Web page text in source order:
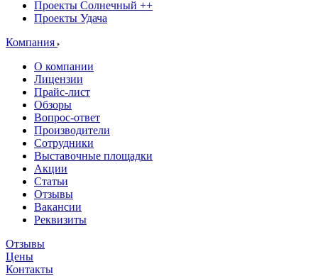
Проекты Солнечный ++
Проекты Удача
Компания
О компании
Лицензии
Прайс-лист
Обзоры
Вопрос-ответ
Производители
Сотрудники
Выставочные площадки
Акции
Статьи
Отзывы
Вакансии
Реквизиты
Отзывы
Цены
Контакты